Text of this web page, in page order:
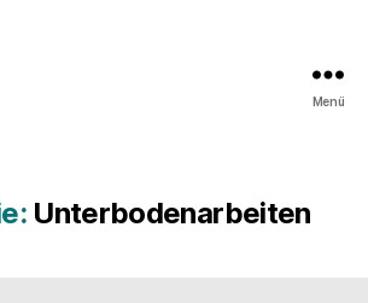
Menü
Unterbodenarbeiten